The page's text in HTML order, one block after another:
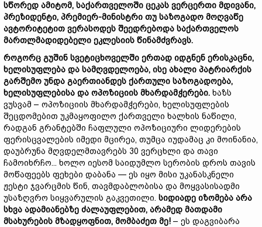
სწორედ ამიტომ, საქართველოში ცეკას ვერცერთი მდივანი,
პრეზიდენტი, პრემიერ-მინისტრი თუ საზოგადო მოღვაწე
ავტორიტეტით ვერასოდეს შეედრებოდა საქართველოს
მართლმადიდებელი ეკლესიის წინამძვრავს.
როგორც გუშინ სვეტიცხოველში ერთად იდგნენ ერისკაცნი,
ხელისუფლება და სამღვდელოება, ისე ახალი პატრიარქის
გარშემო უნდა გაერთიანდეს ქართული საზოგადოება,
ხელისუფლებისა და ოპოზიციის მხარდამჭერები. ხაზს
ვუსვამ – ოპოზიციის მხარდამჭერები, ხელისუფლების
შეცდომებით უკმაყოფილო ქართველი ხალხის ნაწილი,
რადგან გრანტებში ჩაფლული ოპოზიციური ლიდერების
ფერისცვალების იმედი მცირეა, თუმცა იუდამაც კი მოინანია,
დაუბრუნა მღვდელმთავრებს 30 ვერცხლი და თავი
ჩამოიხრჩო... ხოლო იესომ საიდუმლო სერობის დროს თავის
მოწაფეებს ფეხები დაბანა — ეს იყო მისი უკანასკნელი
ჟესტი ჯვარცმის წინ, თავმდაბლობისა და მოყვასისადმი
უსაზღვრო სიყვარულის გაკვეთილი. სიდიადე იზომება არა
სხვა ადამიანებზე ძალაუფლებით, არამედ მათდამი
მსახურების მზადყოფნით, მომბაძეთ მე! – ეს დაგვიბარა